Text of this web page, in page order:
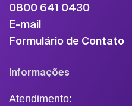
0800 641 0430
E-mail
Formulário de Contato
Informações
Atendimento: